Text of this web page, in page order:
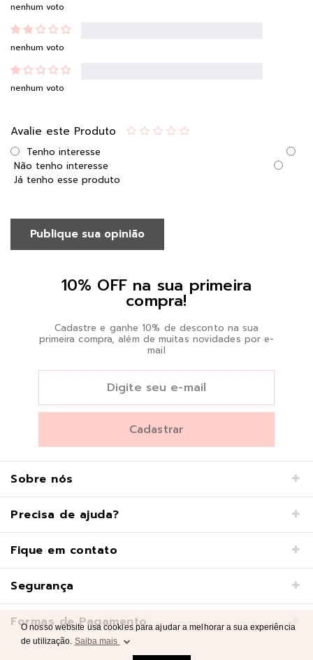
nenhum voto
nenhum voto
nenhum voto
Avalie este Produto
Tenho interesse
Não tenho interesse
Já tenho esse produto
Publique sua opinião
10% OFF na sua primeira
compra!
Cadastre e ganhe 10% de desconto na sua
primeira compra, além de muitas novidades por e-
mail
Sobre nós
Precisa de ajuda?
Fique em contato
Segurança
Formas de Pagamento
O nosso website usa cookies para ajudar a melhorar a sua experiência
de utilização. Saiba mais